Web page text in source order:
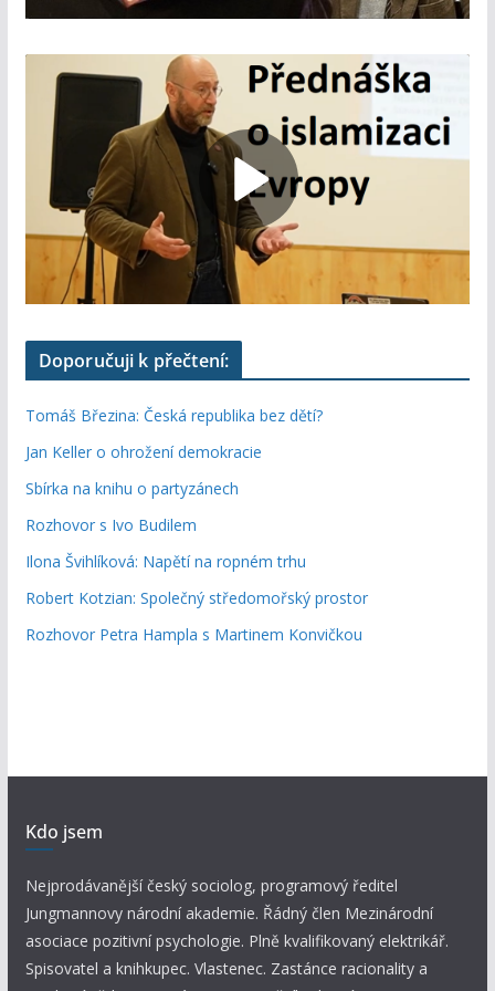
Doporučuji k přečtení:
Tomáš Březina: Česká republika bez dětí?
Jan Keller o ohrožení demokracie
Sbírka na knihu o partyzánech
Rozhovor s Ivo Budilem
Ilona Švihlíková: Napětí na ropném trhu
Robert Kotzian: Společný středomořský prostor
Rozhovor Petra Hampla s Martinem Konvičkou
Kdo jsem
Nejprodávanější český sociolog, programový ředitel
Jungmannovy národní akademie. Řádný člen Mezinárodní
asociace pozitivní psychologie. Plně kvalifikovaný elektrikář.
Spisovatel a knihkupec. Vlastenec. Zastánce racionality a